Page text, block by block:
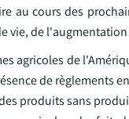
au cours des
vie, de
agricoles de
de règlements
produits sans